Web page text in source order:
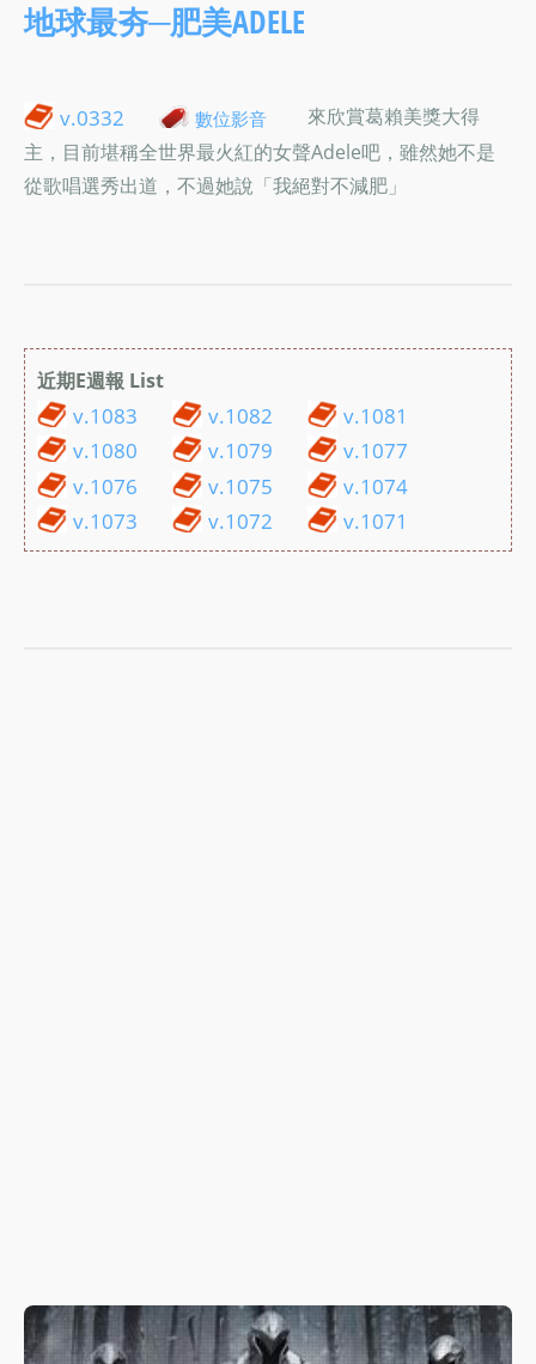
地球最夯─肥美ADELE
v.0332 數位影音
來欣賞葛賴美獎大得
主，目前堪稱全世界最火紅的女聲Adele吧，雖然她不是
從歌唱選秀出道，不過她說「我絕對不減肥」
近期E週報 List
v.1083 v.1082
v.1081
v.1080
v.1079
v.1077
v.1076
v.1075
v.1074
v.1073
v.1072 v.1071